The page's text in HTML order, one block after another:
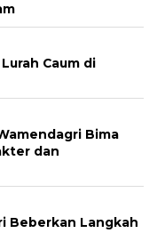
Caum di
Bima
dan
Beberkan Langkah